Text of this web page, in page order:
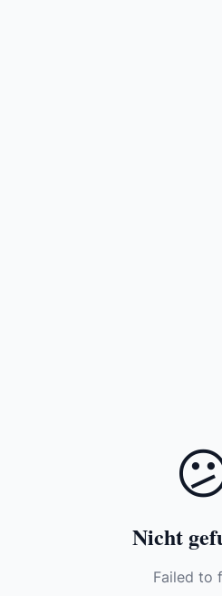
Nicht
Failed to